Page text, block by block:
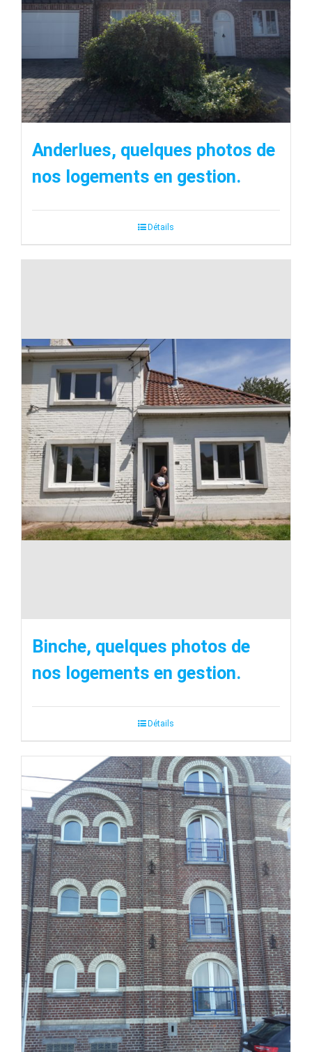
Anderlues, quelques photos de
nos logements en gestion.
Détails
Binche, quelques photos de
nos logements en gestion.
Détails